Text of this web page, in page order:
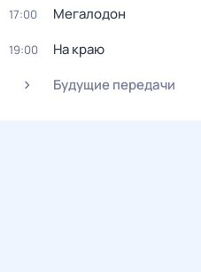
17:00 Мегалодон
19:00
На краю
Будущие передачи